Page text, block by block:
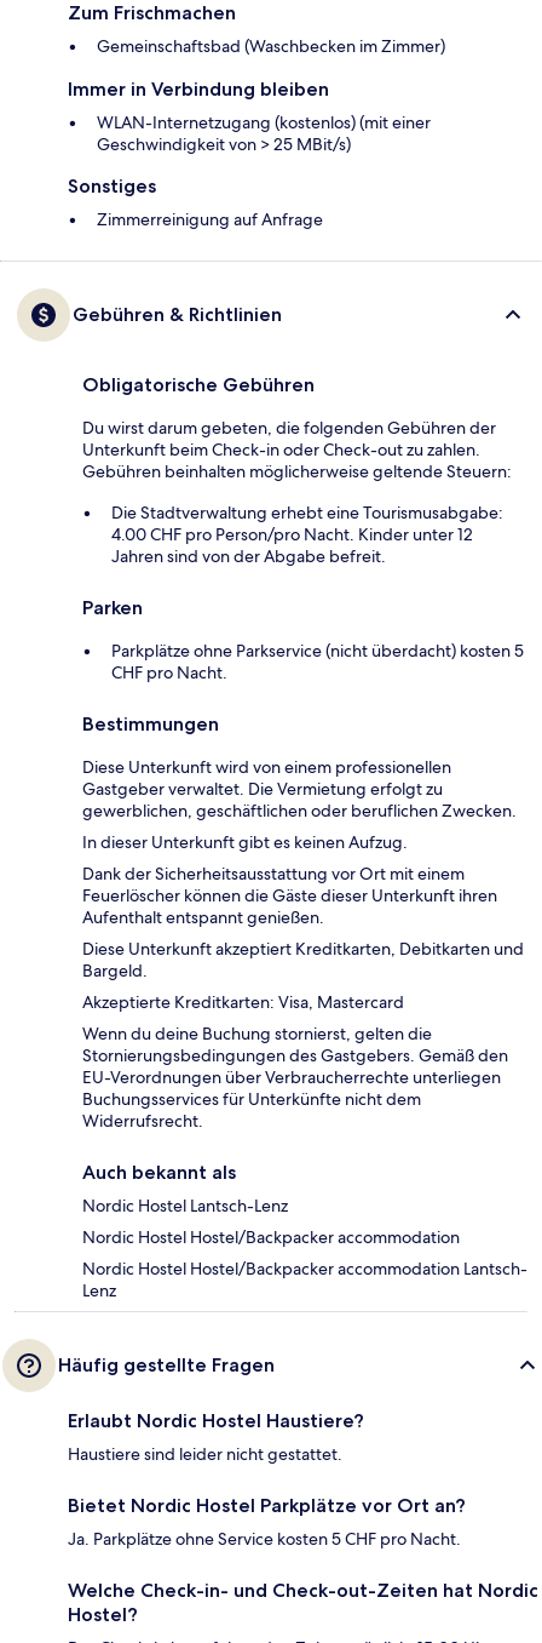
Zum Frischmachen
Gemeinschaftsbad (Waschbecken im Zimmer)
Immer in Verbindung bleiben
WLAN-Internetzugang (kostenlos) (mit einer
Geschwindigkeit von > 25 MBit/s)
Sonstiges
Zimmerreinigung auf Anfrage
Gebühren & Richtlinien
Obligatorische Gebühren
Du wirst darum gebeten, die folgenden Gebühren der
Unterkunft beim Check-in oder Check-out zu zahlen.
Gebühren beinhalten möglicherweise geltende Steuern:
Die Stadtverwaltung erhebt eine Tourismusabgabe:
4.00 CHF pro Person/pro Nacht. Kinder unter 12
Jahren sind von der Abgabe befreit.
Parken
Parkplätze ohne Parkservice (nicht überdacht) kosten 5
CHF pro Nacht.
Bestimmungen
Diese Unterkunft wird von einem professionellen
Gastgeber verwaltet. Die Vermietung erfolgt zu
gewerblichen, geschäftlichen oder beruflichen Zwecken.
In dieser Unterkunft gibt es keinen Aufzug.
Dank der Sicherheitsausstattung vor Ort mit einem
Feuerlöscher können die Gäste dieser Unterkunft ihren
Aufenthalt entspannt genießen.
Diese Unterkunft akzeptiert Kreditkarten, Debitkarten und
Bargeld.
Akzeptierte Kreditkarten: Visa, Mastercard
Wenn du deine Buchung stornierst, gelten die
Stornierungsbedingungen des Gastgebers. Gemäß den
EU-Verordnungen über Verbraucherrechte unterliegen
Buchungsservices für Unterkünfte nicht dem
Widerrufsrecht.
Auch bekannt als
Nordic Hostel Lantsch-Lenz
Nordic Hostel Hostel/Backpacker accommodation
Nordic Hostel Hostel/Backpacker accommodation Lantsch-
Lenz
Häufig gestellte Fragen
Erlaubt Nordic Hostel Haustiere?
Haustiere sind leider nicht gestattet.
Bietet Nordic Hostel Parkplätze vor Ort an?
Ja. Parkplätze ohne Service kosten 5 CHF pro Nacht.
Welche Check-in- und Check-out-Zeiten hat Nordic
Hostel?